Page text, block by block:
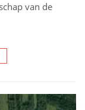
van de